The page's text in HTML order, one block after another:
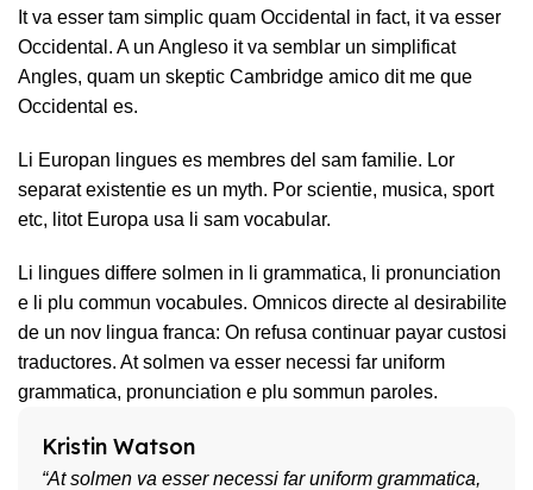
It va esser tam simplic quam Occidental in fact, it va esser
Occidental. A un Angleso it va semblar un simplificat
Angles, quam un skeptic Cambridge amico dit me que
Occidental es.
Li Europan lingues es membres del sam familie. Lor
separat existentie es un myth. Por scientie, musica, sport
etc, litot Europa usa li sam vocabular.
Li lingues differe solmen in li grammatica, li pronunciation
e li plu commun vocabules. Omnicos directe al desirabilite
de un nov lingua franca: On refusa continuar payar custosi
traductores. At solmen va esser necessi far uniform
grammatica, pronunciation e plu sommun paroles.
Kristin Watson
“At solmen va esser necessi far uniform grammatica,